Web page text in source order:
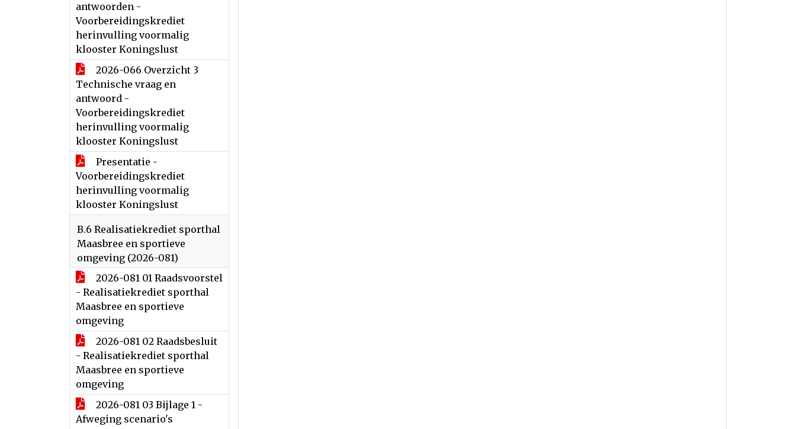
antwoorden -
Voorbereidingskrediet
herinvulling voormalig
klooster Koningslust
2026-066 Overzicht 3
Technische vraag en
antwoord -
Voorbereidingskrediet
herinvulling voormalig
klooster Koningslust
Presentatie -
Voorbereidingskrediet
herinvulling voormalig
klooster Koningslust
B.6 Realisatiekrediet sporthal
Maasbree en sportieve
omgeving (2026-081)
2026-081 01 Raadsvoorstel
- Realisatiekrediet sporthal
Maasbree en sportieve
omgeving
2026-081 02 Raadsbesluit
- Realisatiekrediet sporthal
Maasbree en sportieve
omgeving
2026-081 03 Bijlage 1 -
Afweging scenario's